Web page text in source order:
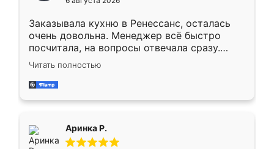
мебели буду заказывать только здесь.
Заказывала кухню в Ренессанс, осталась
очень довольна. Менеджер всё быстро
посчитала, на вопросы отвечала сразу.
Замерщик приехал в субботу, подошёл к
делу со всей ответственностью. Собрали
за день, ребята работали аккуратно, даже
Читать полностью
Аринка Р.